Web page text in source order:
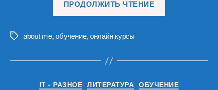
ПРОДОЛЖИТЬ ЧТЕНИЕ
Меткиabout me,обучение, онлайн курсы
Рубрики
IT - РАЗНОЕ ЛИТЕРАТУРА ОБУЧЕНИЕ